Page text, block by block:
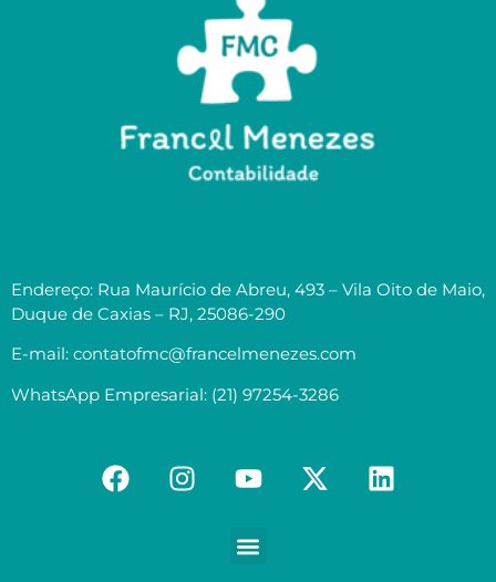
Endereço: Rua Maurício de Abreu, 493 – Vila Oito de Maio,
Duque de Caxias – RJ, 25086-290
E-mail: contatofmc@francelmenezes.com
WhatsApp Empresarial: (21) 97254-3286